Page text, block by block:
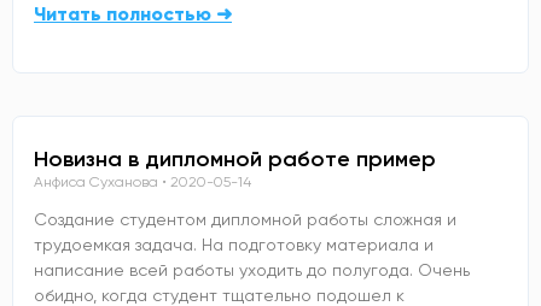
Читать полностью ➜
Новизна в дипломной работе пример
Анфиса Суханова 2020-05-14
Создание студентом дипломной работы сложная и
трудоемкая задача. На подготовку материала и
написание всей работы уходить до полугода. Очень
обидно, когда студент тщательно подошел к